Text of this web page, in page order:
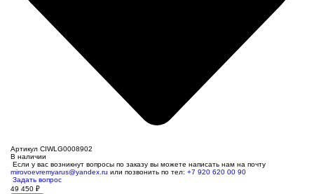
Артикул CIWLG0008902
В наличии
Если у вас возникнут вопросы по заказу вы можете написать нам на почту
mirovoevremyarus@yandex.ru или позвонить по тел: +7 920 620 00 90
Задать вопрос
49 450 ₽